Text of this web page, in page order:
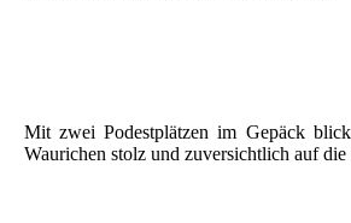
Mit zwei Podestplätzen im Gepäck
Waurichen stolz und zuversichtlich auf die